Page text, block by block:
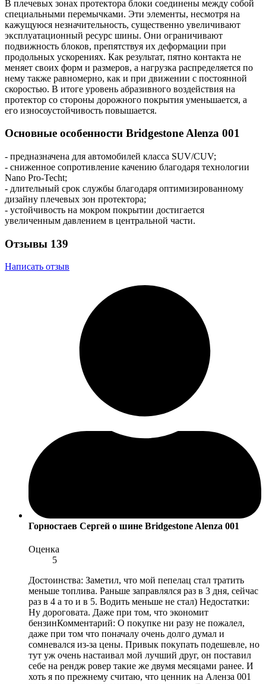
В плечевых зонах протектора блоки соединены между собой
специальными перемычками. Эти элементы, несмотря на
кажущуюся незначительность, существенно увеличивают
эксплуатационный ресурс шины. Они ограничивают
подвижность блоков, препятствуя их деформации при
продольных ускорениях. Как результат, пятно контакта не
меняет своих форм и размеров, а нагрузка распределяется по
нему также равномерно, как и при движении с постоянной
скоростью. В итоге уровень абразивного воздействия на
протектор со стороны дорожного покрытия уменьшается, а
его износоустойчивость повышается.
Основные особенности Bridgestone Alenza 001
- предназначена для автомобилей класса SUV/CUV;
- сниженное сопротивление качению благодаря технологии
Nano Pro-Techt;
- длительный срок службы благодаря оптимизированному
дизайну плечевых зон протектора;
- устойчивость на мокром покрытии достигается
увеличенным давлением в центральной части.
Отзывы 139
Написать отзыв
Горностаев Сергей о шине Bridgestone Alenza 001
Оценка
5
Достоинства: Заметил, что мой пепелац стал тратить
меньше топлива. Раньше заправлялся раз в 3 дня, сейчас
раз в 4 а то и в 5. Водить меньше не стал) Недостатки:
Ну дороговата. Даже при том, что экономит
бензинКомментарий: О покупке ни разу не пожалел,
даже при том что поначалу очень долго думал и
сомневался из-за цены. Привык покупать подешевле, но
тут уж очень настаивал мой лучший друг, он поставил
себе на рендж ровер такие же двумя месяцами ранее. И
хоть я по прежнему считаю, что ценник на Аленза 001